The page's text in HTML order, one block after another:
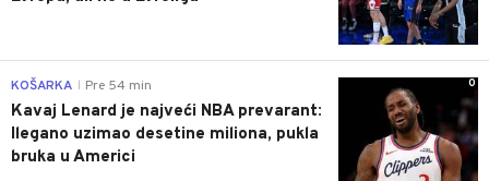
0
KOŠARKA Pre 54 min
Kavaj Lenard je najveći NBA prevarant:
Ilegano uzimao desetine miliona, pukla
bruka u Americi